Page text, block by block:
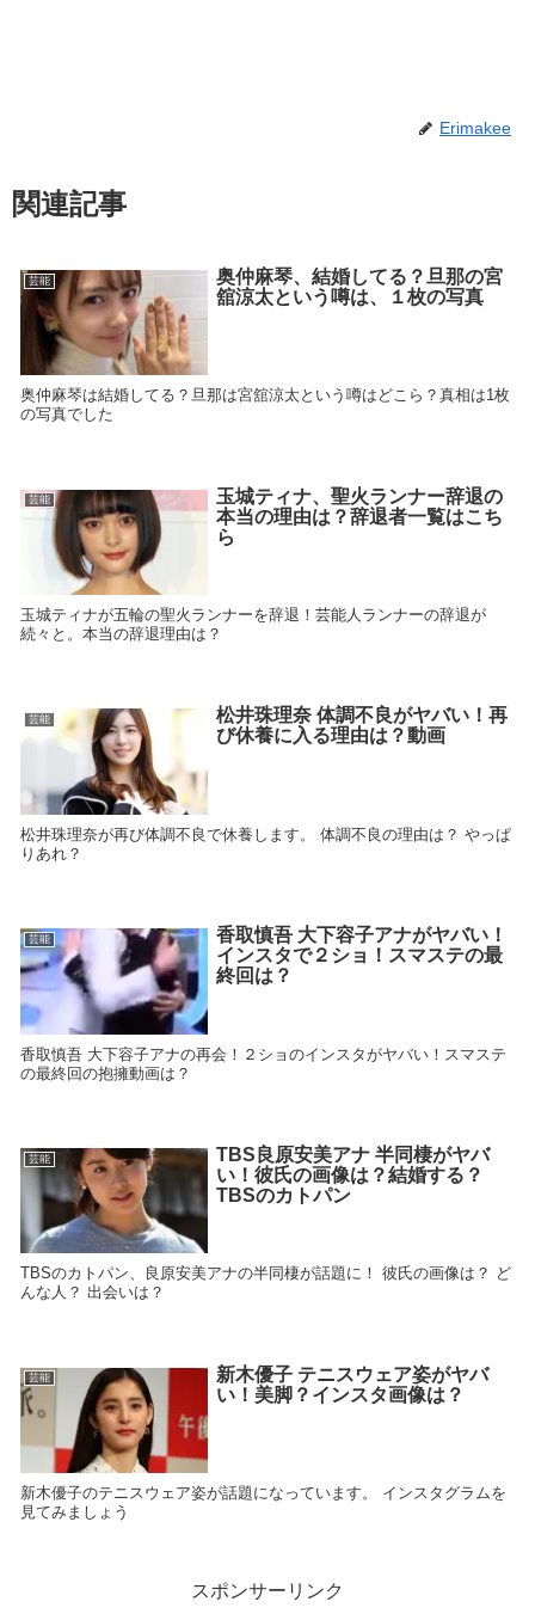
Erimakee
関連記事
芸能
奥仲麻琴、結婚してる？旦那の宮
舘涼太という噂は、１枚の写真
奥仲麻琴は結婚してる？旦那は宮舘涼太という噂はどこら？真相は1枚
の写真でした
芸能
玉城ティナ、聖火ランナー辞退の
本当の理由は？辞退者一覧はこち
ら
玉城ティナが五輪の聖火ランナーを辞退！芸能人ランナーの辞退が
続々と。本当の辞退理由は？
芸能
松井珠理奈 体調不良がヤバい！再
び休養に入る理由は？動画
松井珠理奈が再び体調不良で休養します。 体調不良の理由は？ やっぱ
りあれ？
芸能
香取慎吾 大下容子アナがヤバい！
インスタで２ショ！スマステの最
終回は？
香取慎吾 大下容子アナの再会！２ショのインスタがヤバい！スマステ
の最終回の抱擁動画は？
芸能
TBS良原安美アナ 半同棲がヤバ
い！彼氏の画像は？結婚する？
TBSのカトパン
TBSのカトパン、良原安美アナの半同棲が話題に！ 彼氏の画像は？ ど
んな人？ 出会いは？
芸能
新木優子 テニスウェア姿がヤバ
い！美脚？インスタ画像は？
新木優子のテニスウェア姿が話題になっています。 インスタグラムを
見てみましょう
スポンサーリンク